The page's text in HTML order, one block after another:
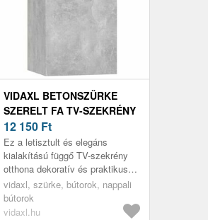
VIDAXL BETONSZÜRKE
SZERELT FA TV-SZEKRÉNY
30, 5 X 30 X 60 CM
12 150 Ft
Ez a letisztult és elegáns
kialakítású függő TV-szekrény
otthona dekoratív és praktikus
kiegészítője lesz.
vidaxl, szürke, bútorok, nappali
bútorok
vidaxl.hu